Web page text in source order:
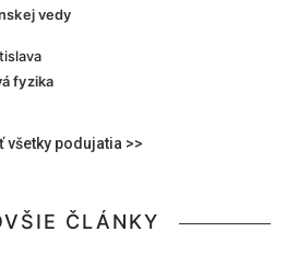
vedy
fyzika
všetky podujatia >>
ČLÁNKY